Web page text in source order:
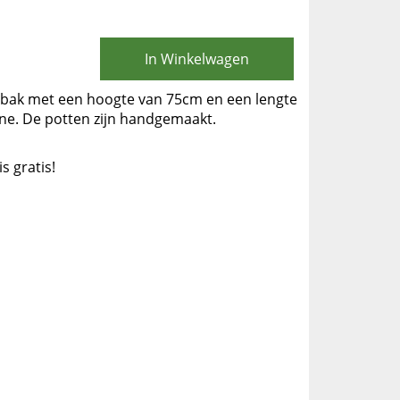
In Winkelwagen
met een hoogte van 75cm en een lengte
De potten zijn handgemaakt.
gratis!